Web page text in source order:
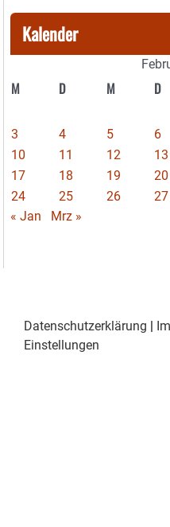
Kalender
M D M D
3
4 5 6
10
11 12 13
17
18 19 20
24
25 26 27
« Jan
Mrz »
Datenschutzerklärung |
Einstellungen